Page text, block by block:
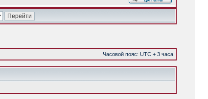
Часовой пояс: UTC + 3 часа